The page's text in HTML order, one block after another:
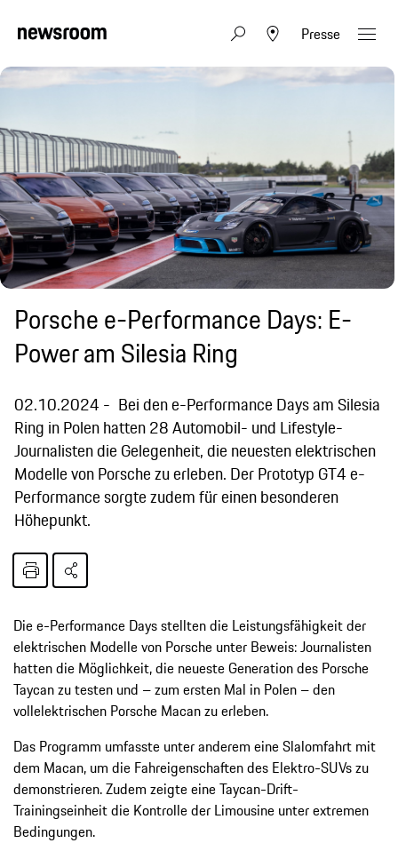
Presse
Porsche e-Performance Days: E-
Power am Silesia Ring
02.10.2024
Bei den e-Performance Days am Silesia
Ring in Polen hatten 28 Automobil- und Lifestyle-
Journalisten die Gelegenheit, die neuesten elektrischen
Modelle von Porsche zu erleben. Der Prototyp GT4 e-
Performance sorgte zudem für einen besonderen
Höhepunkt.
Die e-Performance Days stellten die Leistungsfähigkeit der
elektrischen Modelle von Porsche unter Beweis: Journalisten
hatten die Möglichkeit, die neueste Generation des Porsche
Taycan zu testen und – zum ersten Mal in Polen – den
vollelektrischen Porsche Macan zu erleben.
Das Programm umfasste unter anderem eine Slalomfahrt mit
dem Macan, um die Fahreigenschaften des Elektro-SUVs zu
demonstrieren. Zudem zeigte eine Taycan-Drift-
Trainingseinheit die Kontrolle der Limousine unter extremen
Bedingungen.